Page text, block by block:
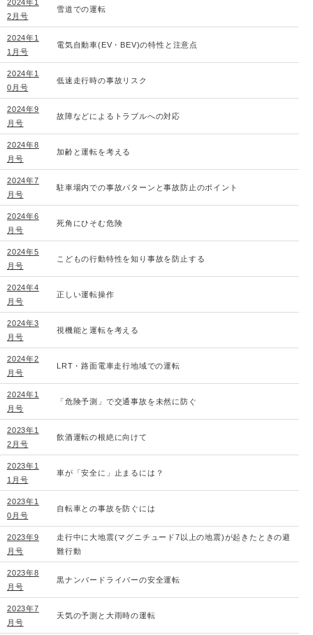
2024年1
2月号
雪道での運転
2024年1
1月号
電気自動車(EV・BEV)の特性と注意点
2024年1
0月号
低速走行時の事故リスク
2024年9
月号
故障などによるトラブルへの対応
2024年8
月号
加齢と運転を考える
2024年7
月号
駐車場内での事故パターンと事故防止のポイント
2024年6
月号
死角にひそむ危険
2024年5
月号
こどもの行動特性を知り事故を防止する
2024年4
月号
正しい運転操作
2024年3
月号
視機能と運転を考える
2024年2
月号
LRT・路面電車走行地域での運転
2024年1
月号
「危険予測」で交通事故を未然に防ぐ
2023年1
2月号
飲酒運転の根絶に向けて
2023年1
1月号
車が「安全に」止まるには？
2023年1
0月号
自転車との事故を防ぐには
2023年9
月号
走行中に大地震(マグニチュード7以上の地震)が起きたときの避
難行動
2023年8
月号
黒ナンバードライバーの安全運転
2023年7
月号
天気の予測と大雨時の運転